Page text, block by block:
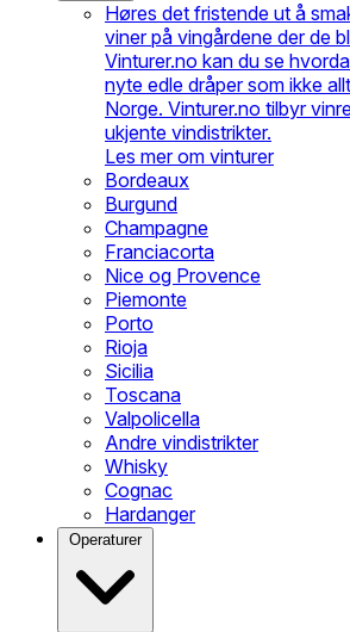
Høres det fristende ut å
viner på vingårdene der de
Vinturer.no kan du se
nyte edle dråper som ikke
Norge. Vinturer.no tilbyr
ukjente vindistrikter.
Les mer om vinturer
Bordeaux
Burgund
Champagne
Franciacorta
Nice og Provence
Piemonte
Porto
Rioja
Sicilia
Toscana
Valpolicella
Andre vindistrikter
Whisky
Cognac
Hardanger
Operaturer